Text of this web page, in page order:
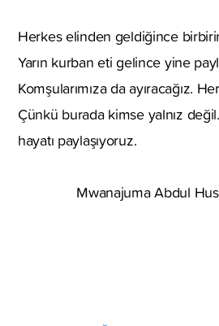
Herkes elinden geldiğince
Yarın kurban eti gelince yine
Komşularımıza da ayıracağız.
Çünkü burada kimse yalnız değil.
hayatı paylaşıyoruz.
Mwanajuma Abdul